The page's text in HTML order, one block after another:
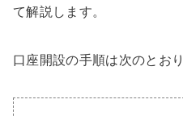
て解説します。
口座開設の手順は次のとおり